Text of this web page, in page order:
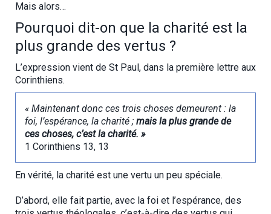
Mais alors…
Pourquoi dit-on que la charité est la
plus grande des vertus ?
L’expression vient de St Paul, dans la première lettre aux
Corinthiens.
« Maintenant donc ces trois choses demeurent : la
foi, l’espérance, la charité ; mais la plus grande de
ces choses, c’est la charité. »
1 Corinthiens 13, 13
En vérité, la charité est une vertu un peu spéciale.
D’abord, elle fait partie, avec la foi et l’espérance, des